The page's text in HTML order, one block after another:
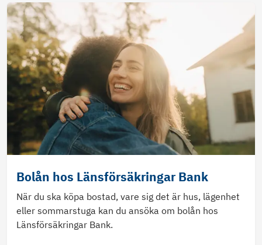
Bolån hos Länsförsäkringar Bank
När du ska köpa bostad, vare sig det är hus, lägenhet
eller sommarstuga kan du ansöka om bolån hos
Länsförsäkringar Bank.